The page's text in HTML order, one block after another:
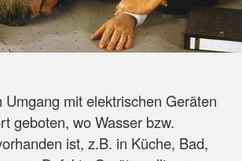
Umgang mit elektrischen Geräten
geboten, wo Wasser bzw.
ist, z.B. in Küche, Bad,